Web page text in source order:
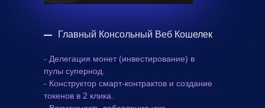
Главный Консольный Веб Кошелек
- Делегация монет (инвестирование) в
пулы супернод.
- Конструктор смарт-контрактов и создание
токенов в 2 клика.